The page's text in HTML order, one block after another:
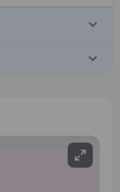
keyboard_arrow_down
keyboard_arrow_down